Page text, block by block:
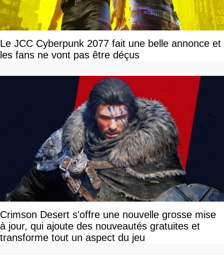
Le JCC Cyberpunk 2077 fait une belle annonce et
les fans ne vont pas être déçus
Crimson Desert s'offre une nouvelle grosse mise
à jour, qui ajoute des nouveautés gratuites et
transforme tout un aspect du jeu